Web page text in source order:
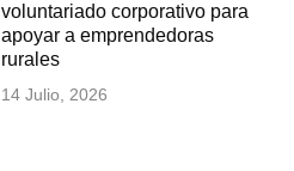
voluntariado corporativo para
apoyar a emprendedoras
rurales
14 Julio, 2026